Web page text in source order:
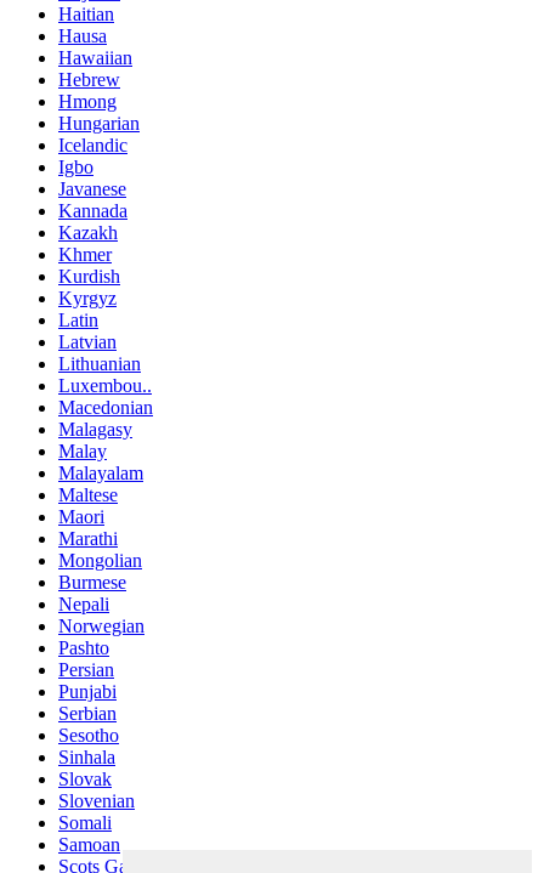
Haitian
Hausa
Hawaiian
Hebrew
Hmong
Hungarian
Icelandic
Igbo
Javanese
Kannada
Kazakh
Khmer
Kurdish
Kyrgyz
Latin
Latvian
Lithuanian
Luxembou..
Macedonian
Malagasy
Malay
Malayalam
Maltese
Maori
Marathi
Mongolian
Burmese
Nepali
Norwegian
Pashto
Persian
Punjabi
Serbian
Sesotho
Sinhala
Slovak
Slovenian
Somali
Samoan
Scots Gaelic